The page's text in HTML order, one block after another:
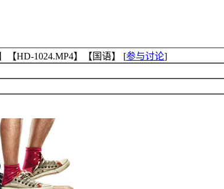
HD-1024.MP4】【国语】 [参与讨论]